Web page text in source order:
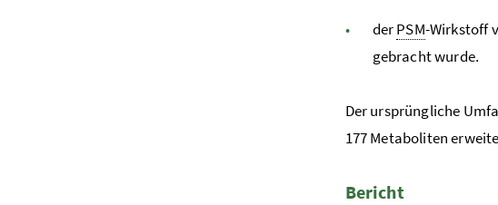
derPSM-Wirkstoff
gebracht wurde.
Der ursprüngliche
177 Metaboliten
Bericht